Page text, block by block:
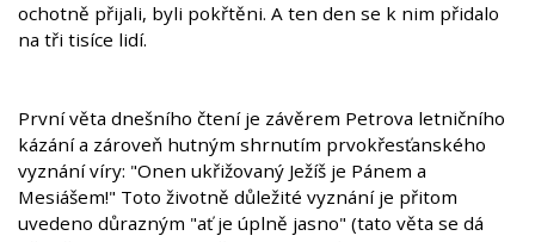
ochotně přijali, byli pokřtěni. A ten den se k nim přidalo
na tři tisíce lidí.
První věta dnešního čtení je závěrem Petrova letničního
kázání a zároveň hutným shrnutím prvokřesťanského
vyznání víry: "Onen ukřižovaný Ježíš je Pánem a
Mesiášem!" Toto životně důležité vyznání je přitom
uvedeno důrazným "ať je úplně jasno" (tato věta se dá